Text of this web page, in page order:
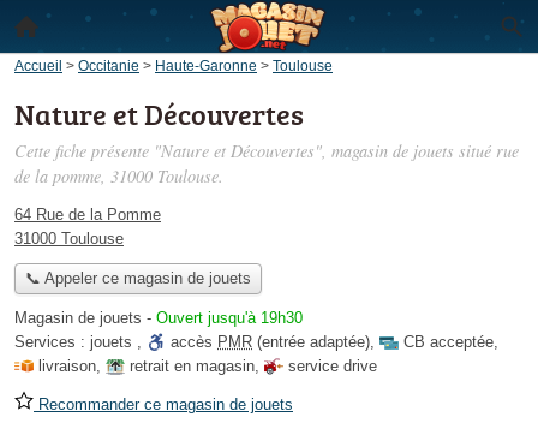
Accueil > Occitanie > Haute-Garonne > Toulouse
Nature et Découvertes
Cette fiche présente "Nature et Découvertes", magasin de jouets situé rue
de la pomme, 31000 Toulouse.
64 Rue de la Pomme
31000 Toulouse
📞 Appeler ce magasin de jouets
Magasin de jouets - Ouvert jusqu'à 19h30
Services : jouets , accès PMR (entrée adaptée), CB acceptée,
livraison, retrait en magasin, service drive
Recommander ce magasin de jouets